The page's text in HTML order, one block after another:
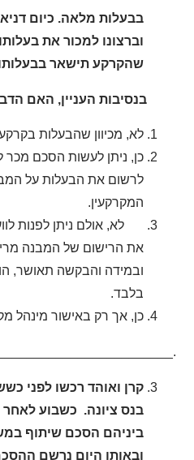
בבעלות מלאה. כיום
וברצונו למכור את
שהקרקע תישאר
בנסיבות העניין, האם
לא, מכיוון שהבעלות
כן, ניתן לעשות הסכם
לרשום את הבעלות על
המקרקעין.
לא, אולם ניתן לפנות
את הרישום של המבנה
ובמידה והבקשה תאושר,
בלבד.
כן, אך רק באישור מינהל
קרן ואוהד רכשו לפני
בנס ציונה. כשבוע
ביניהם הסכם שיתוף
ובאותו היום נרשם